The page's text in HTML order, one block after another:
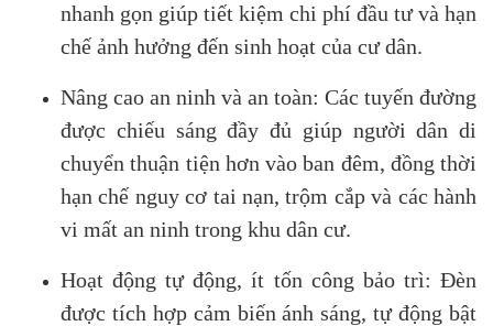
nhanh gọn giúp tiết kiệm chi phí đầu tư và hạn
chế ảnh hưởng đến sinh hoạt của cư dân.
Nâng cao an ninh và an toàn: Các tuyến đường
được chiếu sáng đầy đủ giúp người dân di
chuyển thuận tiện hơn vào ban đêm, đồng thời
hạn chế nguy cơ tai nạn, trộm cắp và các hành
vi mất an ninh trong khu dân cư.
Hoạt động tự động, ít tốn công bảo trì: Đèn
được tích hợp cảm biến ánh sáng, tự động bật